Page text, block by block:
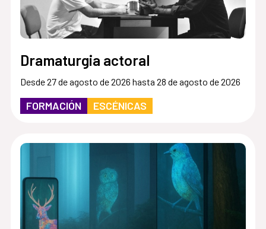
Dramaturgia actoral
Desde 27 de agosto de 2026 hasta 28 de agosto de 2026
FORMACIÓN ESCÉNICAS